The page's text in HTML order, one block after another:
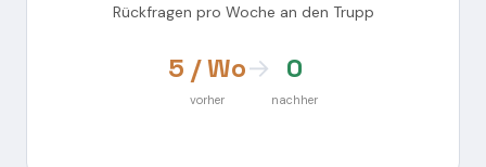
Rückfragen pro Woche an den Trupp
5 / Wo
vorher
→ 0
nachher